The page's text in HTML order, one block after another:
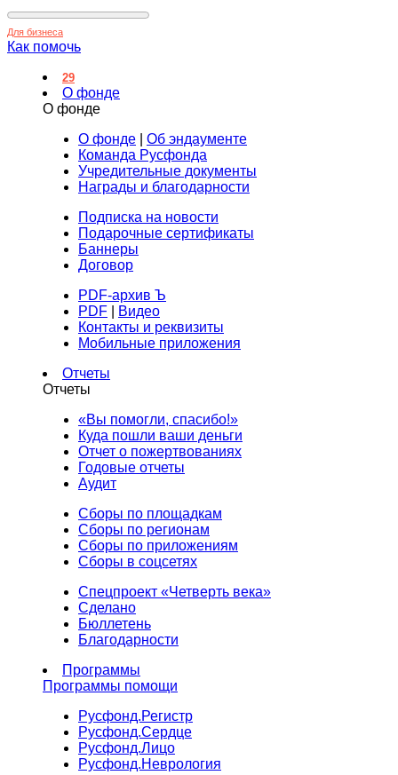
Для бизнеса
Как помочь
29
О фонде
О фонде
О фонде
Об эндаументе
Команда Русфонда
Учредительные документы
Награды и благодарности
Подписка на новости
Подарочные сертификаты
Баннеры
Договор
PDF-архив Ъ
PDF
Видео
Контакты и реквизиты
Мобильные приложения
Отчеты
Отчеты
«Вы помогли, спасибо!»
Куда пошли ваши деньги
Отчет о пожертвованиях
Годовые отчеты
Аудит
Сборы по площадкам
Сборы по регионам
Сборы по приложениям
Сборы в соцсетях
Спецпроект «Четверть века»
Сделано
Бюллетень
Благодарности
Программы
Программы помощи
Русфонд.Регистр
Русфонд.Сердце
Русфонд.Лицо
Русфонд.Неврология